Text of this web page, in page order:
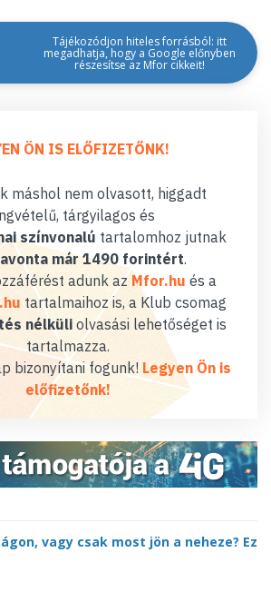
Tájékozódjon hiteles forrásból: itt
megadhatja, hogy a Google előnyben
részesítse az Mfor cikkeit!
ÖN IS ELŐFIZETŐNK!
máshol nem olvasott, higgadt
tárgyilagos és
színvonalú tartalomhoz jutnak
már 1490 forintért.
adunk az Mfor.hu és a
tartalmaihoz is, a Klub csomag
nélküliolvasási lehetőséget is
tartalmazza.
bizonyítani fogunk! Legyen Ön is
előfizetőnk!
vagy csak most jön a neheze? Ez